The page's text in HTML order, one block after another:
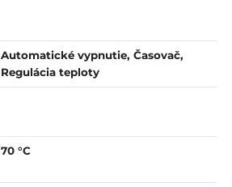
Automatické vypnutie, Časovač,
Regulácia teploty
70 °C